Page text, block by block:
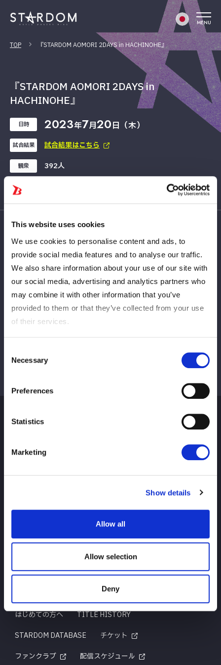
This website uses cookies
We use cookies to personalise content and ads, to
provide social media features and to analyse our traffic.
We also share information about your use of our site with
our social media, advertising and analytics partners who
may combine it with other information that you’ve
provided to them or that they’ve collected from your use
of their services.
Selection
Necessary
Preferences
Statistics
Marketing
Show details
Allow all
Allow selection
Deny
MENU
TOP 『STARDOM AOMORI 2DAYS in HACHINOHE』
『STARDOM AOMORI 2DAYS in
HACHINOHE』
日時 2023年7月20日（木）
試合結果 試合結果はこちら
観衆 392人
PREV NEXT
VIEW ALL
スケジュール 大会結果
はじめての方へ
TITLE HISTORY
STARDOM DATABASE
チケット
ファンクラブ
配信スケジュール